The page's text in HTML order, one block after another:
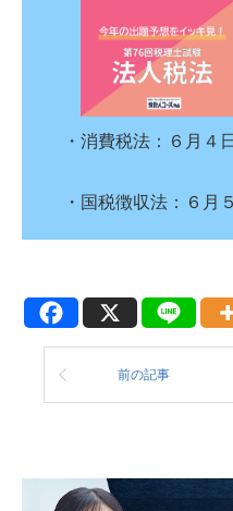
・消費税法：６月４
・国税徴収法：６月
前の記事